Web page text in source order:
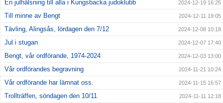
En julhälsning till alla i Kungsbacka judoklubb 2024-12-19 16:25
Till minne av Bengt 2024-12-11 19:05
Tävling, Alingsås, lördagen den 7/12 2024-12-08 10:18
Jul i stugan 2024-12-07 17:40
Bengt, vår ordförande, 1974-2024 2024-12-03 13:00
Vår ordförandes begravning 2024-11-21 10:24
Vår ordförande har lämnat oss. 2024-11-15 16:57
Trollträffen, söndagen den 10/11 2024-11-11 12:18